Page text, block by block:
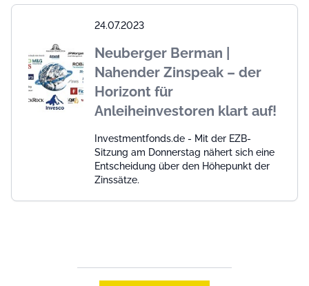
24.07.2023
Neuberger Berman |
Nahender Zinspeak – der
Horizont für
Anleiheinvestoren klart auf!
Investmentfonds.de - Mit der EZB-
Sitzung am Donnerstag nähert sich eine
Entscheidung über den Höhepunkt der
Zinssätze.